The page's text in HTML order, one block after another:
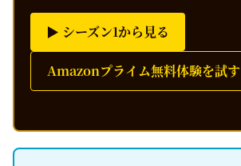
▶ シーズン1から見る
Amazonプライム無料体験を試す